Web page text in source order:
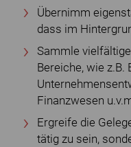
Übernimm
dass im
Sammle
Bereiche, wie
Finanzwesen
Ergreife die
tätig zu sein,